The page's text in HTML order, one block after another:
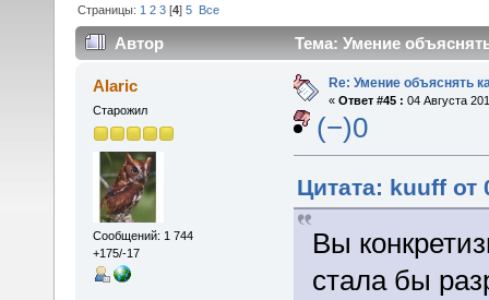
Страницы: 1 2 3 [4]5 Все
Автор Тема: Умение
Alaric
Старожил
Сообщений: 1 744
+175/-17
Re: Умение объяснять
« Ответ #45 : 04 Августа
(−)0
Цитата: kuuff от
Вы
стала бы